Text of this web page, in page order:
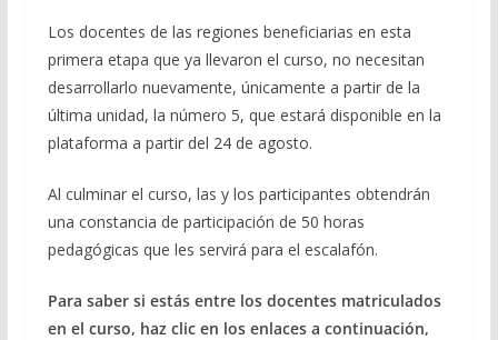
Los docentes de las regiones beneficiarias en esta
primera etapa que ya llevaron el curso, no necesitan
desarrollarlo nuevamente, únicamente a partir de la
última unidad, la número 5, que estará disponible en la
plataforma a partir del 24 de agosto.
Al culminar el curso, las y los participantes obtendrán
una constancia de participación de 50 horas
pedagógicas que les servirá para el escalafón.
Para saber si estás entre los docentes matriculados
en el curso, haz clic en los enlaces a continuación,